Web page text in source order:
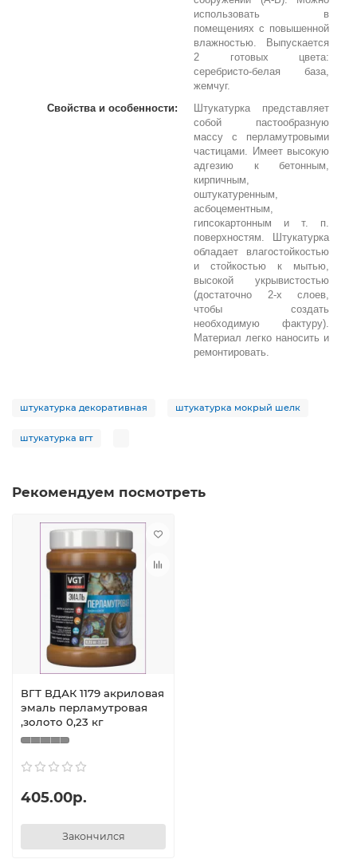
использовать в
помещениях с повышенной
влажностью. Выпускается
2 готовых цвета:
серебристо-белая база,
жемчуг.
Свойства и особенности:
Штукатурка представляет
собой пастообразную
массу с перламутровыми
частицами. Имеет высокую
адгезию к бетонным,
кирпичным,
оштукатуренным,
асбоцементным,
гипсокартонным и т. п.
поверхностям. Штукатурка
обладает влагостойкостью
и стойкостью к мытью,
высокой укрывистостью
(достаточно 2-х слоев,
чтобы создать
необходимую фактуру).
Материал легко наносить и
ремонтировать.
штукатурка декоративная штукатурка мокрый шелк
штукатурка вгт
Рекомендуем посмотреть
ВГТ ВДАК 1179 акриловая
эмаль перламутровая
,золото 0,23 кг
405.00р.
Закончился